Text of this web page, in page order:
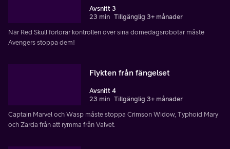
Avsnitt 3
23 min Tillgänglig 3+ månader
När Red Skull förlorar kontrollen över sina domedagsrobotar måste
Avengers stoppa dem!
Flykten från fängelset
Avsnitt 4
23 min Tillgänglig 3+ månader
Captain Marvel och Wasp måste stoppa Crimson Widow, Typhoid Mary
och Zarda från att rymma från Valvet.